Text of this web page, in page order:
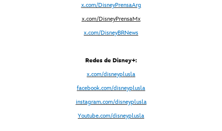
x.com/DisneyPrensaArg
x.com/DisneyPrensaMx
x.com/DisneyBRNews
Redes de Disney+:
x.com/disneyplusla
facebook.com/disneyplusla
instagram.com/disneyplusla
Youtube.com/disneyplusla